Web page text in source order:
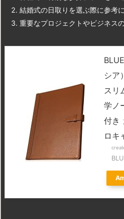
結婚式の日取りを選ぶ際に参考に
重要なプロジェクトやビジネス
シア
スリ
学ノ
付き
ロキ